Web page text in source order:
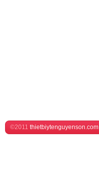
©2011 thietbiytenguyenson.com